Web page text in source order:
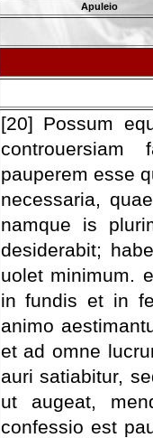
Apuleio
[20] Possum
controuersiam
pauperem esse
necessaria,
namque is
desiderabit;
uolet minimum.
in fundis et in
animo
et ad omne
auri satiabitur,
ut augeat,
confessio est